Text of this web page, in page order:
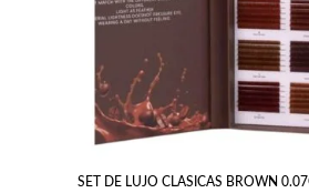
SET DE LUJO CLASICAS BROWN